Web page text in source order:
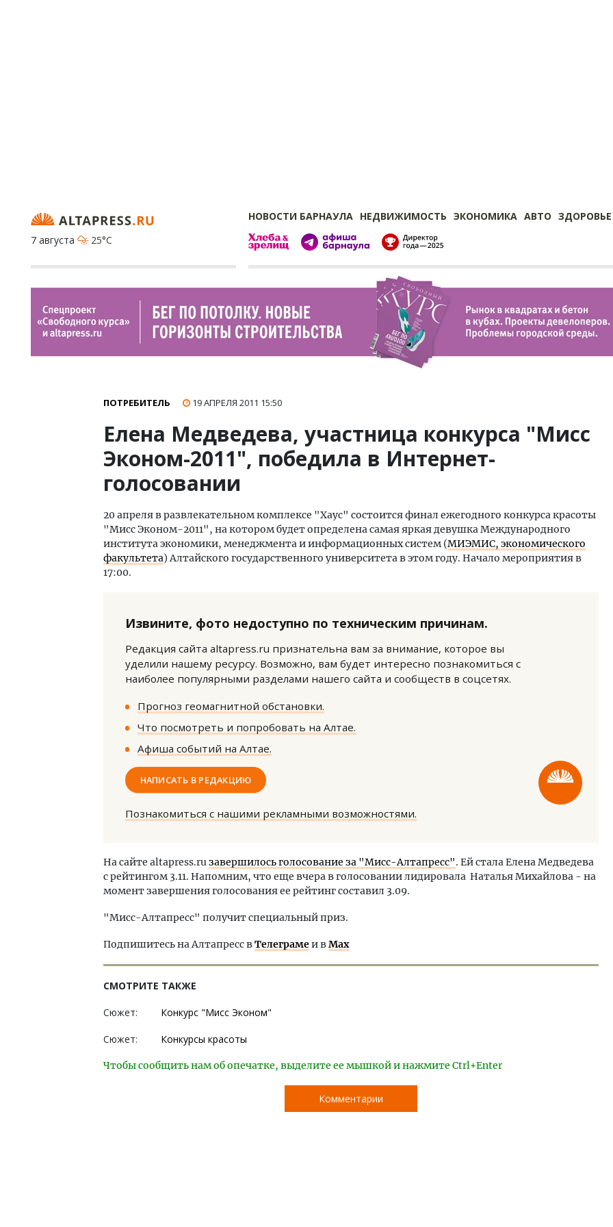
НОВОСТИ БАРНАУЛА НЕДВИЖИМОСТЬ ЭКОНОМИКА АВТО ЗДОРОВЬЕ
7 августа
25°C
ПОТРЕБИТЕЛЬ 19 АПРЕЛЯ 2011 15:50
Елена Медведева, участница конкурса "Мисс
Эконом-2011", победила в Интернет-
голосовании
20 апреля в развлекательном комплексе "Хаус" состоится финал ежегодного конкурса красоты
"Мисс Эконом-2011", на котором будет определена самая яркая девушка Международного
института экономики, менеджмента и информационных систем (МИЭМИС, экономического
факультета) Алтайского государственного университета в этом году. Начало мероприятия в
17:00.
Извините, фото недоступно по техническим причинам.
Редакция сайта altapress.ru признательна вам за внимание, которое вы
уделили нашему ресурсу. Возможно, вам будет интересно познакомиться с
наиболее популярными разделами нашего сайта и сообществ в соцсетях.
Прогноз геомагнитной обстановки.
Что посмотреть и попробовать на Алтае.
Афиша событий на Алтае.
НАПИСАТЬ В РЕДАКЦИЮ
Познакомиться с нашими рекламными возможностями.
На сайте altapress.ruзавершилось голосование за "Мисс-Алтапресс". Ей стала Елена Медведева
с рейтингом 3.11. Напомним, что еще вчера в голосовании лидировала Наталья Михайлова - на
момент завершения голосования ее рейтинг составил 3.09.
"Мисс-Алтапресс" получит специальный приз.
Подпишитесь на Алтапресс вТелеграмеи вMax
СМОТРИТЕ ТАКЖЕ
Сюжет: Конкурс "Мисс Эконом"
Сюжет: Конкурсы красоты
Чтобы сообщить нам об опечатке, выделите ее мышкой и нажмите Ctrl+Enter
Комментарии
Архитектурный код начинается с
земли. Мощение крупноформатными
плитами становится новым
стандартом благоустройства
СТРОИТЕЛЬСТВО
Ищем новые берега. Гендиректор
трендах в фасадах и
СТРОИТЕЛЬСТВО